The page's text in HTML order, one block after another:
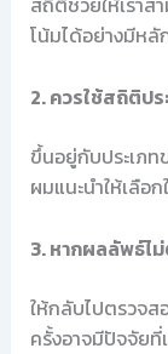
โน้มได้อย่างมีหลั
2. ควรใช้สถิติปร
ขึ้นอยู่กับประเภ
ผมแนะนำให้เลือ
3. หากผลลัพธ์ไ
ให้กลับไปตรวจส
ครั้งอาจมีปัจจัยที่